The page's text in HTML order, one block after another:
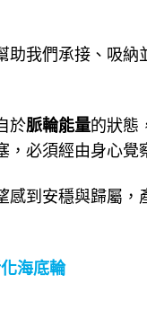
助我們承接、吸
於脈輪能量的狀態
必須經由身心覺
感到安穩與歸屬
海底輪